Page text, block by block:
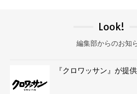
Look!
編集部からのお知
『クロワッサン』が提